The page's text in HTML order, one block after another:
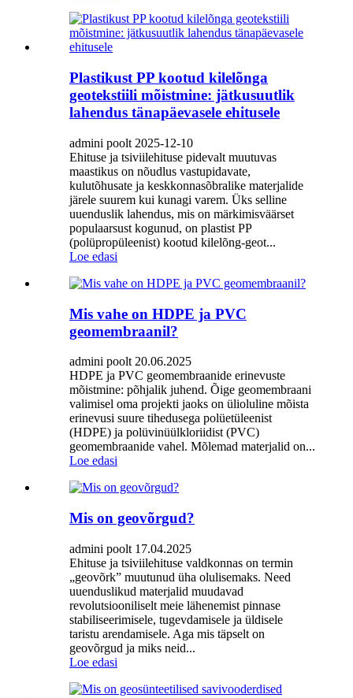
Plastikust PP kootud kilelõnga
geotekstiili mõistmine: jätkusuutlik
lahendus tänapäevasele ehitusele
admini poolt 2025-12-10
Ehituse ja tsiviilehituse pidevalt muutuvas
maastikus on nõudlus vastupidavate,
kulutõhusate ja keskkonnasõbralike materjalide
järele suurem kui kunagi varem. Üks selline
uuenduslik lahendus, mis on märkimisväärset
populaarsust kogunud, on plastist PP
(polüpropüleenist) kootud kilelõng-geot...
Loe edasi
Mis vahe on HDPE ja PVC
geomembraanil?
admini poolt 20.06.2025
HDPE ja PVC geomembraanide erinevuste
mõistmine: põhjalik juhend. Õige geomembraani
valimisel oma projekti jaoks on ülioluline mõista
erinevusi suure tihedusega polüetüleenist
(HDPE) ja polüvinüülkloriidist (PVC)
geomembraanide vahel. Mõlemad materjalid on...
Loe edasi
Mis on geovõrgud?
admini poolt 17.04.2025
Ehituse ja tsiviilehituse valdkonnas on termin
„geovõrk” muutunud üha olulisemaks. Need
uuenduslikud materjalid muudavad
revolutsiooniliselt meie lähenemist pinnase
stabiliseerimisele, tugevdamisele ja üldisele
taristu arendamisele. Aga mis täpselt on
geovõrgud ja miks neid...
Loe edasi